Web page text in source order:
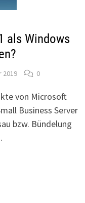
als Windows
2019 0
von Microsoft
Business Server
bzw. Bündelung